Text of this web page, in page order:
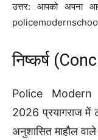
उत्तर: आपको अपना
निष्कर्ष
Police
2026 प्रयागराज में
अनुशासित माहौल